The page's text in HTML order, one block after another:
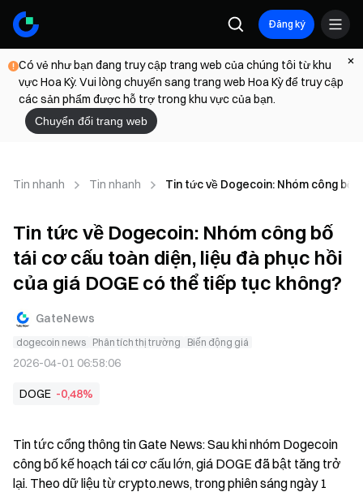
Đăng ký
Có vẻ như bạn đang truy cập trang web của chúng tôi từ khu
vực Hoa Kỳ. Vui lòng chuyển sang trang web Hoa Kỳ để truy cập
các sản phẩm được hỗ trợ trong khu vực của bạn.
Chuyển đổi trang web
Tin nhanh Tin nhanh Tin tức về Dogecoin: Nhóm công bố
Tin tức về Dogecoin: Nhóm công bố
tái cơ cấu toàn diện, liệu đà phục hồi
của giá DOGE có thể tiếp tục không?
GateNews
dogecoin news Phân tích thị trường Biến động giá
2026-04-01 06:58:06
DOGE -0,48%
Tin tức cổng thông tin Gate News: Sau khi nhóm Dogecoin
công bố kế hoạch tái cơ cấu lớn, giá DOGE đã bật tăng trở
lại. Theo dữ liệu từ crypto.news, trong phiên sáng ngày 1